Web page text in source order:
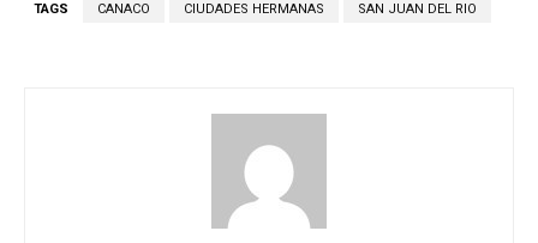
TAGS CANACO CIUDADES HERMANAS SAN JUAN DEL RIO